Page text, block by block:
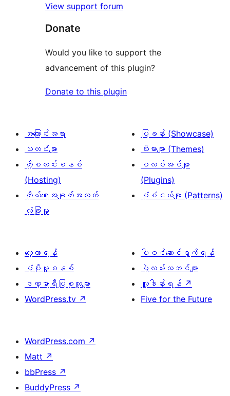
View support forum
Donate
Would you like to support the
advancement of this plugin?
Donate to this plugin
အကြောင်းအရာ
သတင်းများ
ဟို့စတင်းစနစ်
(Hosting)
ကိုယ်ရေးအချက်အလက်
လုံခြုံမှု
ပြခန်း (Showcase)
သီးမားများ (Themes)
ပလပ်အင်များ
(Plugins)
ပုံစံငယ်များ (Patterns)
လေ့လာရန်
ပံ့ပိုးမှုစနစ်
ဒဏ္ဍာရီပြုစုသူများ
WordPress.tv ↗
ပါဝင်ဆောင်ရွက်ရန်
ပွဲလမ်းသဘင်များ
လှူဒါန်းရန် ↗
Five for the Future
WordPress.com ↗
Matt ↗
bbPress ↗
BuddyPress ↗